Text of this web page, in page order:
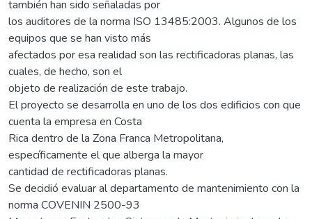
también han sido señaladas por
los auditores de la norma ISO 13485:2003. Algunos de los
equipos que se han visto más
afectados por esa realidad son las rectificadoras planas, las
cuales, de hecho, son el
objeto de realización de este trabajo.
El proyecto se desarrolla en uno de los dos edificios con que
cuenta la empresa en Costa
Rica dentro de la Zona Franca Metropolitana,
específicamente el que alberga la mayor
cantidad de rectificadoras planas.
Se decidió evaluar al departamento de mantenimiento con la
norma COVENIN 2500-93